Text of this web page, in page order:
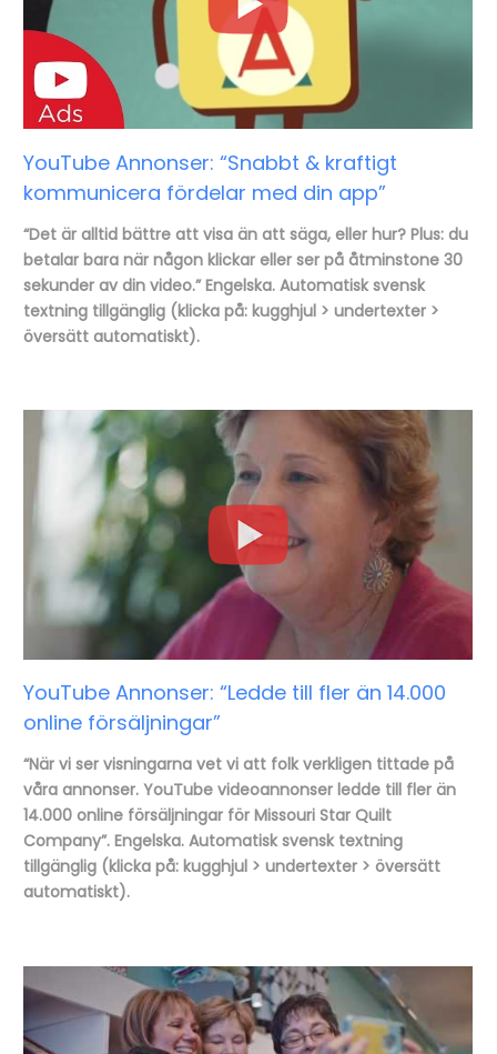
YouTube Annonser: “Snabbt & kraftigt
kommunicera fördelar med din app”
“Det är alltid bättre att visa än att säga, eller hur? Plus: du
betalar bara när någon klickar eller ser på åtminstone 30
sekunder av din video.” Engelska. Automatisk svensk
textning tillgänglig (klicka på: kugghjul > undertexter >
översätt automatiskt).
YouTube Annonser: “Ledde till fler än 14.000
online försäljningar”
“När vi ser visningarna vet vi att folk verkligen tittade på
våra annonser. YouTube videoannonser ledde till fler än
14.000 online försäljningar för Missouri Star Quilt
Company”. Engelska. Automatisk svensk textning
tillgänglig (klicka på: kugghjul > undertexter > översätt
automatiskt).